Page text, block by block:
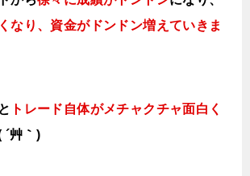
なり、資金がドンドン増えていきま
トレード自体がメチャクチャ面白く
´艸｀)